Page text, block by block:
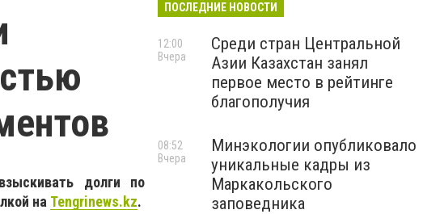
долги по
на Tengrinews.kz.
ПОСЛЕДНИЕ НОВОСТИ
Среди стран Центральной
Азии Казахстан занял
первое место в рейтинге
благополучия
12:00
Вчера
Минэкологии опубликовало
уникальные кадры из
Маркакольского
заповедника
08:52
Вчера